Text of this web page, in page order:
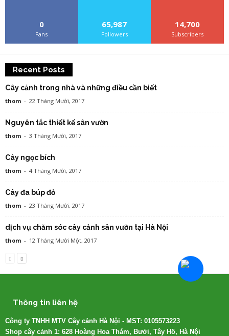
0
Fans
65,987
Followers
14,700
Subscribers
Recent Posts
Cây cảnh trong nhà và những điều cần biết
thom - 22 Tháng Mười, 2017
Nguyên tắc thiết kế sân vườn
thom - 3 Tháng Mười, 2017
Cây ngọc bích
thom - 4 Tháng Mười, 2017
Cây đa búp đỏ
thom - 23 Tháng Mười, 2017
dịch vụ chăm sóc cây cảnh sân vườn tại Hà Nội
thom - 12 Tháng Mười Một, 2017
Thông tin liên hệ
Công ty TNHH MTV Cây cảnh Hà Nội - MST: 0105573223
Shop cây cảnh 1: 628 Hoàng Hoa Thám, Bưởi, Tây Hồ, Hà Nội